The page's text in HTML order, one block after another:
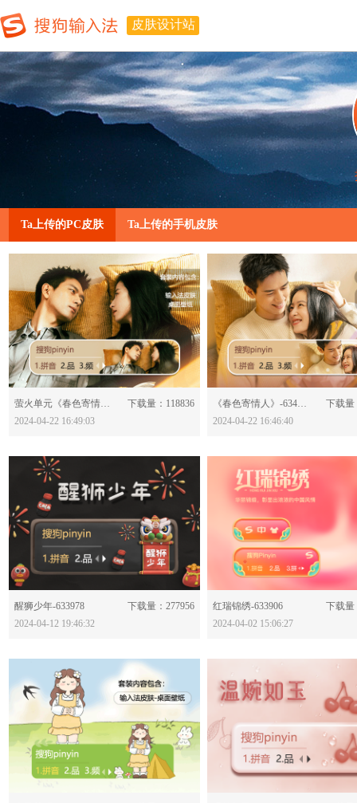
皮肤设计站
Ta上传的PC皮肤 Ta上传的手机皮肤
分享：
萤火单元《春色寄情人》-634062
下载量：118836
2024-04-22 16:49:03
分享：
《春色寄情人》-634061
下载量
2024-04-22 16:46:40
分享：
醒狮少年-633978
下载量：277956
2024-04-12 19:46:32
分享：
红瑞锦绣-633906
下载量
2024-04-02 15:06:27